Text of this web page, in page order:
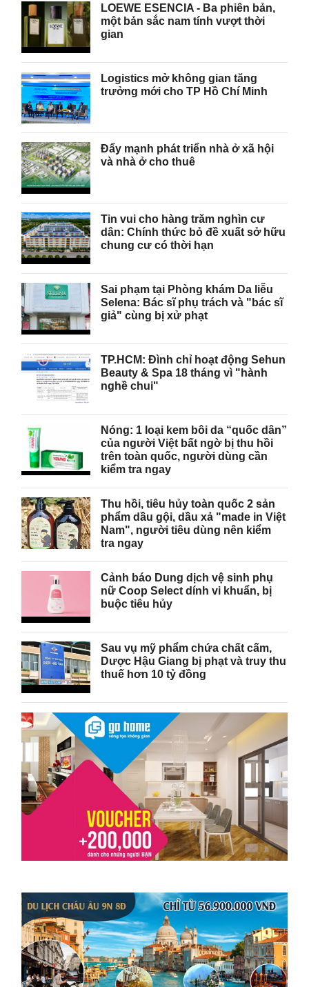
LOEWE ESENCIA - Ba phiên bản,
một bản sắc nam tính vượt thời
gian
Logistics mở không gian tăng
trưởng mới cho TP Hồ Chí Minh
Đẩy mạnh phát triển nhà ở xã hội
và nhà ở cho thuê
Tin vui cho hàng trăm nghìn cư
dân: Chính thức bỏ đề xuất sở hữu
chung cư có thời hạn
Sai phạm tại Phòng khám Da liễu
Selena: Bác sĩ phụ trách và "bác sĩ
giả" cùng bị xử phạt
TP.HCM: Đình chỉ hoạt động Sehun
Beauty & Spa 18 tháng vì "hành
nghề chui"
Nóng: 1 loại kem bôi da “quốc dân”
của người Việt bất ngờ bị thu hồi
trên toàn quốc, người dùng cần
kiểm tra ngay
Thu hồi, tiêu hủy toàn quốc 2 sản
phẩm dầu gội, dầu xả "made in Việt
Nam", người tiêu dùng nên kiểm
tra ngay
Cảnh báo Dung dịch vệ sinh phụ
nữ Coop Select dính vi khuẩn, bị
buộc tiêu hủy
Sau vụ mỹ phẩm chứa chất cấm,
Dược Hậu Giang bị phạt và truy thu
thuế hơn 10 tỷ đồng